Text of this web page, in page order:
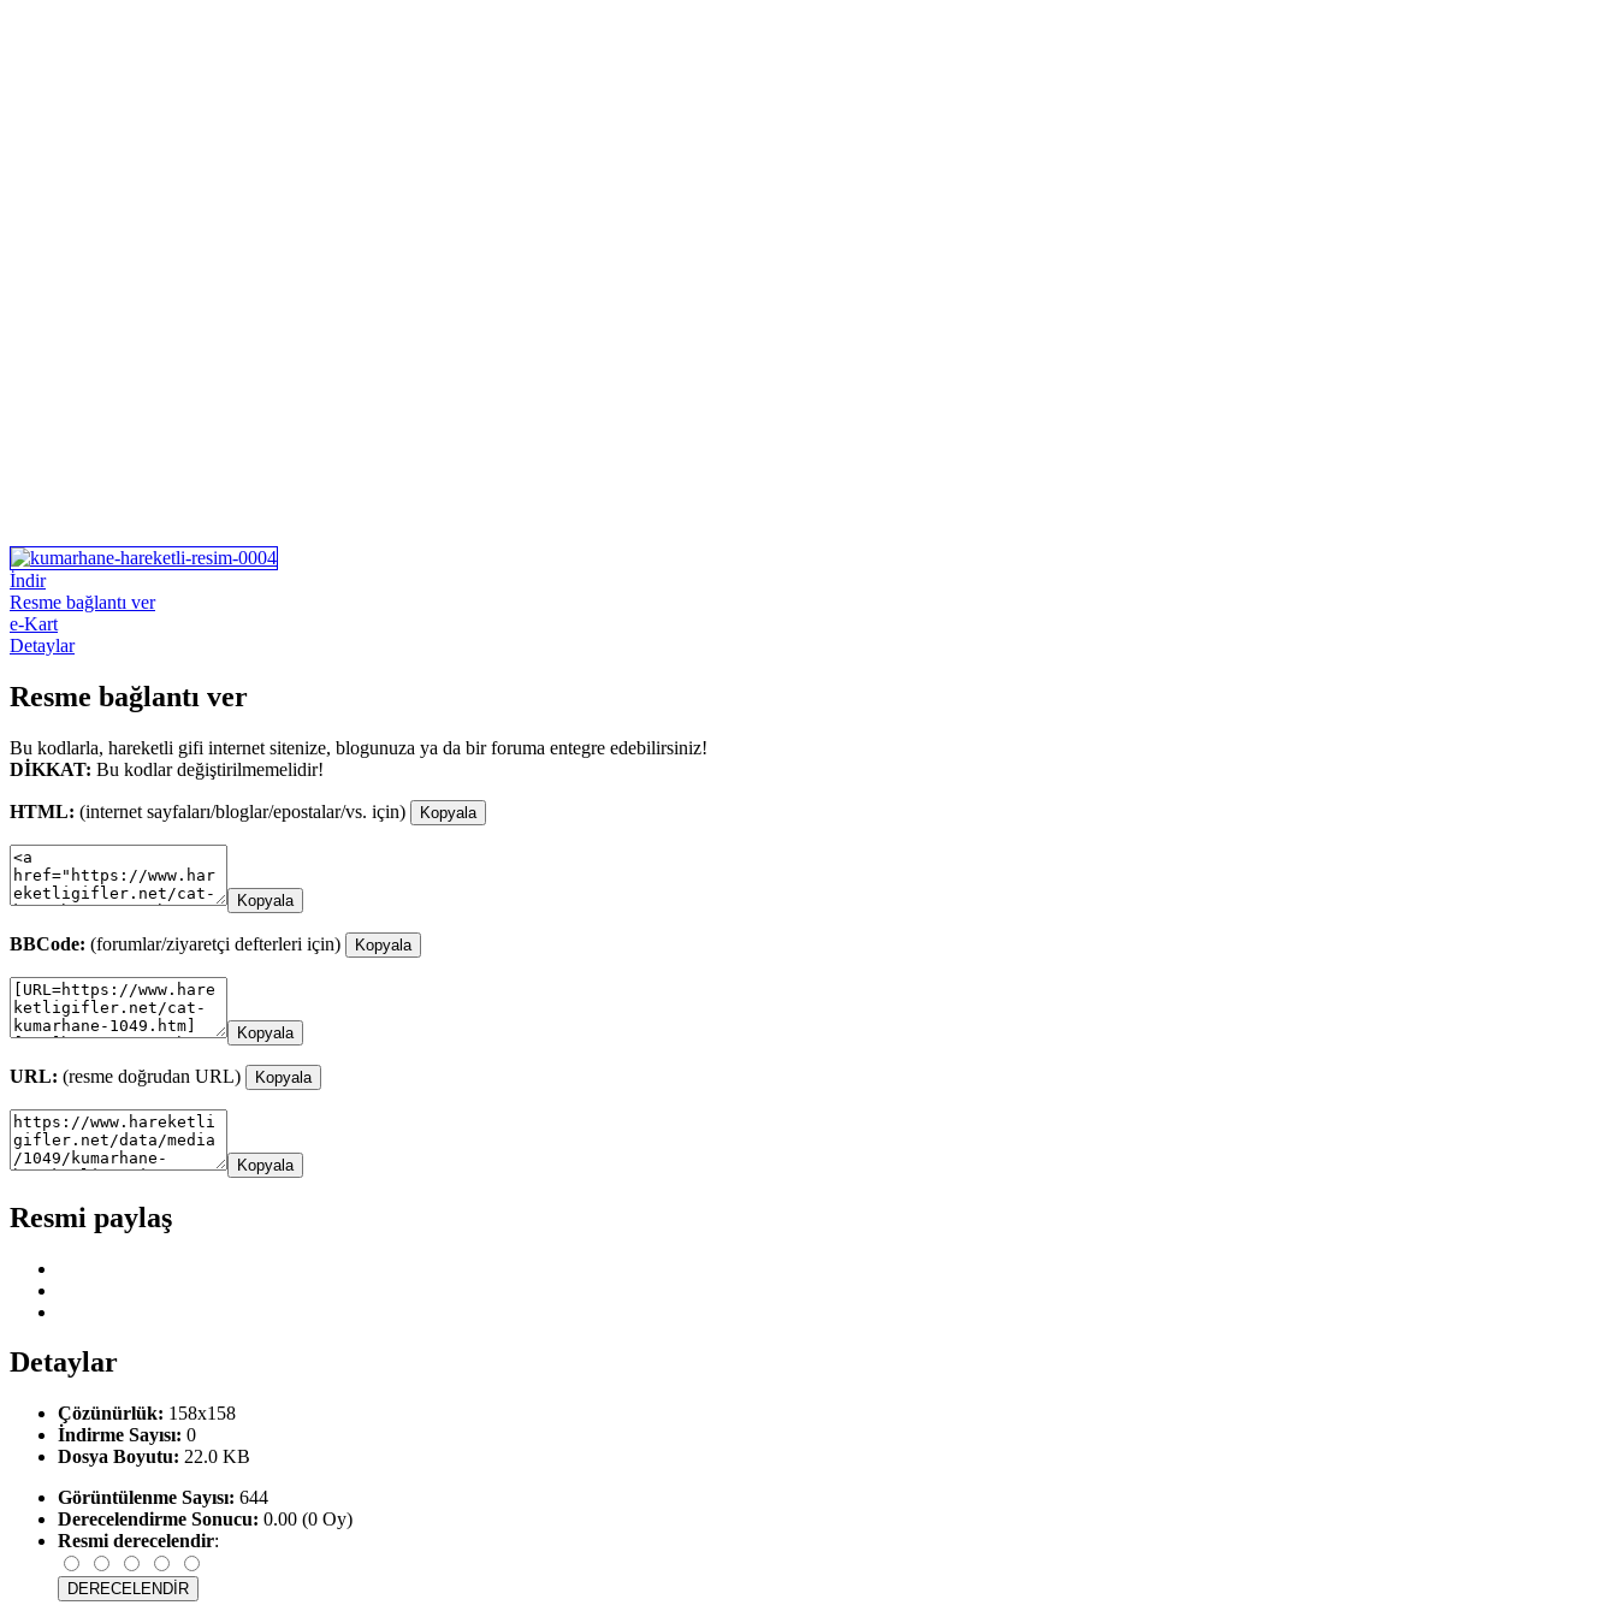
İndir
Resme bağlantı ver
e-Kart
Detaylar
Resme bağlantı ver
Bu kodlarla, hareketli gifi internet sitenize, blogunuza ya da bir foruma entegre edebilirsiniz!
DİKKAT: Bu kodlar değiştirilmemelidir!
HTML: (internet sayfaları/bloglar/epostalar/vs. için) Kopyala
Kopyala
BBCode: (forumlar/ziyaretçi defterleri için) Kopyala
Kopyala
URL: (resme doğrudan URL) Kopyala
Kopyala
Resmi paylaş
Detaylar
Çözünürlük: 158x158
İndirme Sayısı: 0
Dosya Boyutu: 22.0 KB
Görüntülenme Sayısı: 644
Derecelendirme Sonucu: 0.00 (0 Oy)
Resmi derecelendir: